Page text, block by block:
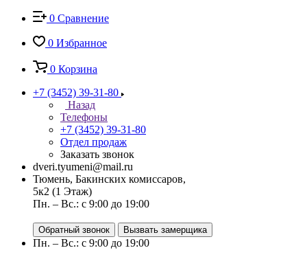
0 Сравнение
0 Избранное
0 Корзина
+7 (3452) 39-31-80
Назад
Телефоны
+7 (3452) 39-31-80
Отдел продаж
Заказать звонок
dveri.tyumeni@mail.ru
Тюмень, Бакинских комиссаров,
5к2 (1 Этаж)
Пн. – Вс.: с 9:00 до 19:00
Обратный звонок Вызвать замерщика
Пн. – Вс.: с 9:00 до 19:00